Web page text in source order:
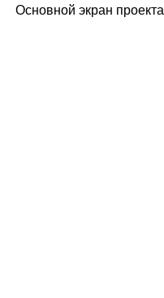
Основной экран проекта